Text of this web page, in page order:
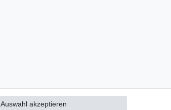
Auswahl akzeptieren